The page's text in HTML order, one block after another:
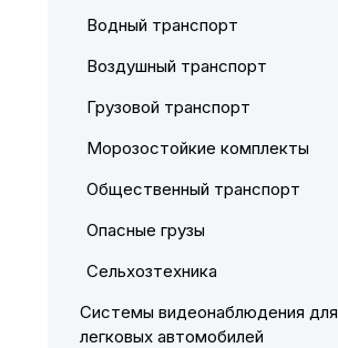
Водный транспорт
Воздушный транспорт
Грузовой транспорт
Морозостойкие комплекты
Общественный транспорт
Опасные грузы
Сельхозтехника
Системы видеонаблюдения для
легковых автомобилей